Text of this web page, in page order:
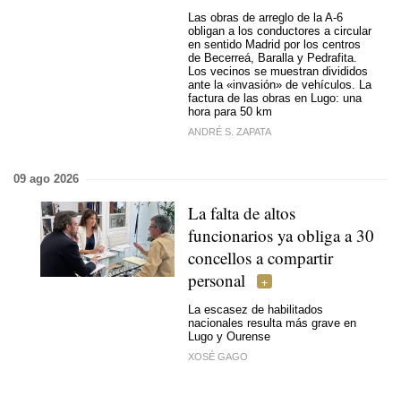
Las obras de arreglo de la A-6
obligan a los conductores a circular
en sentido Madrid por los centros
de Becerreá, Baralla y Pedrafita.
Los vecinos se muestran divididos
ante la «invasión» de vehículos. La
factura de las obras en Lugo: una
hora para 50 km
ANDRÉ S. ZAPATA
09 ago 2026
La falta de altos
funcionarios ya obliga a 30
concellos a compartir
personal
La escasez de habilitados
nacionales resulta más grave en
Lugo y Ourense
XOSÉ GAGO